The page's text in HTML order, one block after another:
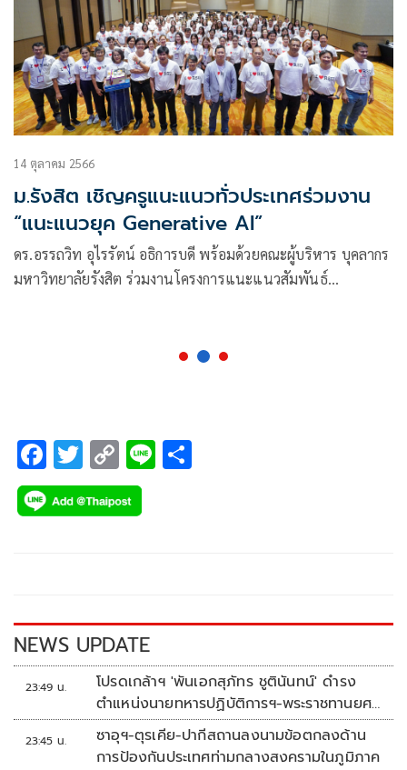
14 ตุลาคม 2566
ม.รังสิต เชิญครูแนะแนวทั่วประเทศร่วมงาน
“แนะแนวยุค Generative AI”
ดร.อรรถวิท อุไรรัตน์ อธิการบดี พร้อมด้วยคณะผู้บริหาร บุคลากร
มหาวิทยาลัยรังสิต ร่วมงานโครงการแนะแนวสัมพันธ์
F
ac
e
k
T
wi
tt
C
o
p
k
Li
NEWS UPDATE
23:49 น.
โปรดเกล้าฯ 'พันเอกสุภัทร ชูตินันทน์' ดำรง
ตำแหน่งนายทหารปฏิบัติการฯ-พระราชทานยศ
'พลตรี'
23:45 น.
ซาอุฯ-ตุรเคีย-ปากีสถานลงนามข้อตกลงด้าน
การป้องกันประเทศท่ามกลางสงครามในภูมิภาค